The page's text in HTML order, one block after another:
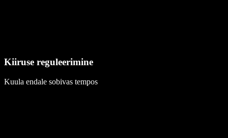
Kiiruse reguleerimine
Kuula endale sobivas tempos